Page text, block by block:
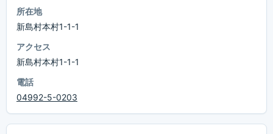
所在地
新島村本村1-1-1
アクセス
新島村本村1-1-1
電話
04992-5-0203